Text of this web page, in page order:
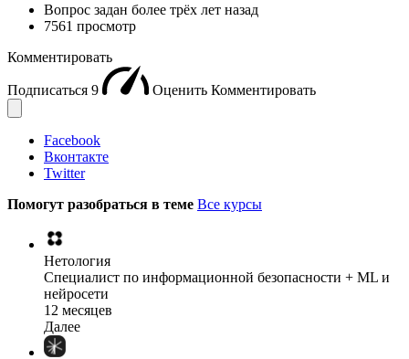
Вопрос задан более трёх лет назад
7561 просмотр
Комментировать
Подписаться 9 Оценить Комментировать
Facebook
Вконтакте
Twitter
Помогут разобраться в теме Все курсы
Нетология
Специалист по информационной безопасности + ML и
нейросети
12 месяцев
Далее